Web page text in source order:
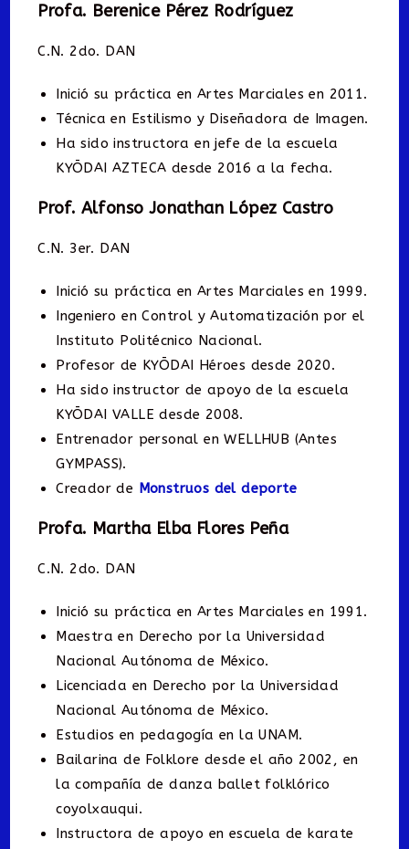
Profa. Berenice Pérez Rodríguez
C.N. 2do. DAN
Inició su práctica en Artes Marciales en 2011.
Técnica en Estilismo y Diseñadora de Imagen.
Ha sido instructora en jefe de la escuela
KYŌDAI AZTECA desde 2016 a la fecha.
Prof. Alfonso Jonathan López Castro
C.N. 3er. DAN
Inició su práctica en Artes Marciales en 1999.
Ingeniero en Control y Automatización por el
Instituto Politécnico Nacional.
Profesor de KYŌDAI Héroes desde 2020.
Ha sido instructor de apoyo de la escuela
KYŌDAI VALLE desde 2008.
Entrenador personal en WELLHUB (Antes
GYMPASS).
Creador de Monstruos del deporte
Profa. Martha Elba Flores Peña
C.N. 2do. DAN
Inició su práctica en Artes Marciales en 1991.
Maestra en Derecho por la Universidad
Nacional Autónoma de México.
Licenciada en Derecho por la Universidad
Nacional Autónoma de México.
Estudios en pedagogía en la UNAM.
Bailarina de Folklore desde el año 2002, en
la compañía de danza ballet folklórico
coyolxauqui.
Instructora de apoyo en escuela de karate